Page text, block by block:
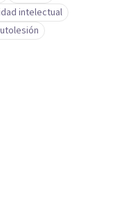
intelectual